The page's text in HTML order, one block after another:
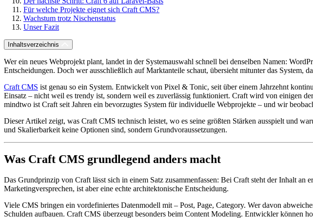
Für welche Projekte eignet sich Craft CMS?
Wachstum trotz Nischenstatus
Unser Fazit
Inhaltsverzeichnis
Wer ein neues Webprojekt plant, landet in der Systemauswahl schnell bei denselben Namen:
Entscheidungen. Doch wer ausschließlich auf Marktanteile schaut, übersieht mitunter das System,
Craft CMS ist genau so ein System. Entwickelt von Pixel & Tonic, seit über einem Jahrzehnt
Einsatz – nicht weil es trendy ist, sondern weil es zuverlässig funktioniert. Craft wird von einigen
mindtwo ist Craft seit Jahren ein bevorzugtes System für individuelle Webprojekte – und wir
Dieser Artikel zeigt, was Craft CMS technisch leistet, wo es seine größten Stärken ausspielt und
und Skalierbarkeit keine Optionen sind, sondern Grundvoraussetzungen.
Was Craft CMS grundlegend anders macht
Das Grundprinzip von Craft lässt sich in einem Satz zusammenfassen: Bei Craft steht der Inhalt
Marketingversprechen, ist aber eine echte architektonische Entscheidung.
Viele CMS bringen ein vordefiniertes Datenmodell mit – Post, Page, Category. Wer davon
Schulden aufbauen. Craft CMS überzeugt besonders beim Content Modeling. Entwickler können